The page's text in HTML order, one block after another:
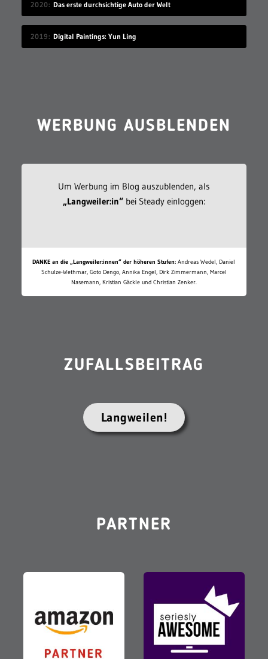
2020 Das erste durchsichtige Auto der Welt
2019 Digital Paintings: Yun Ling
WERBUNG AUSBLENDEN
Um Werbung im Blog auszublenden, als
„Langweiler:in“bei Steady einloggen:
DANKE an die „Langweiler:innen“ der höheren Stufen: Andreas Wedel, Daniel
Schulze-Wethmar, Goto Dengo, Annika Engel, Dirk Zimmermann, Marcel
Nasemann, Kristian Gäckle und Christian Zenker.
ZUFALLSBEITRAG
Langweilen!
PARTNER